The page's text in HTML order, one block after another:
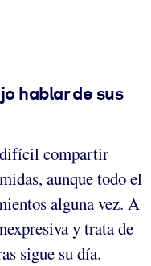
hablar de sus
difícil compartir
aunque todo el
alguna vez. A
y trata de
sigue su día.